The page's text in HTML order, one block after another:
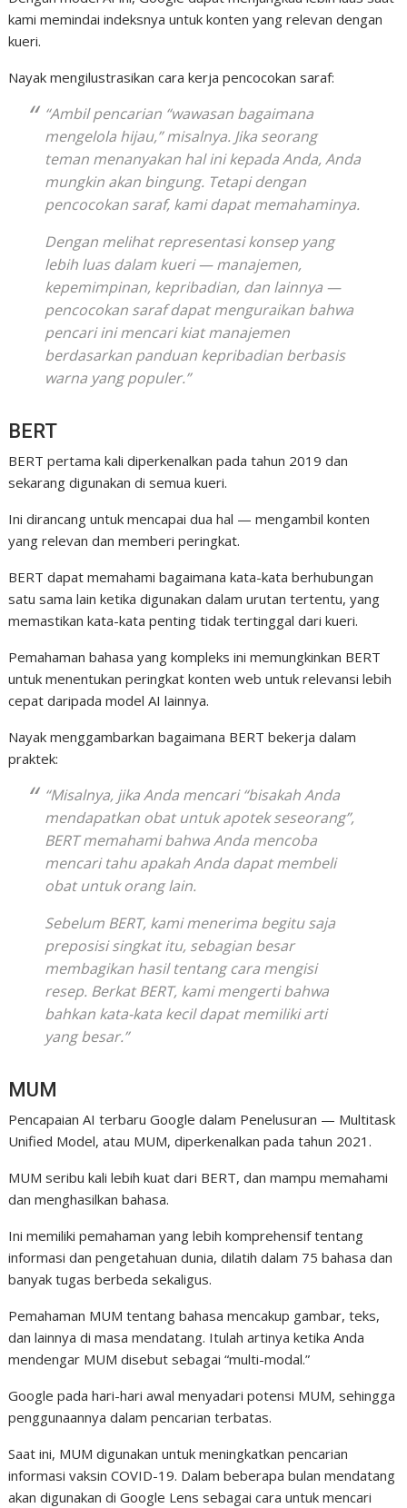
kami memindai indeksnya untuk konten yang relevan dengan
kueri.
Nayak mengilustrasikan cara kerja pencocokan saraf:
“Ambil pencarian “wawasan bagaimana
mengelola hijau,” misalnya. Jika seorang
teman menanyakan hal ini kepada Anda, Anda
mungkin akan bingung. Tetapi dengan
pencocokan saraf, kami dapat memahaminya.
Dengan melihat representasi konsep yang
lebih luas dalam kueri — manajemen,
kepemimpinan, kepribadian, dan lainnya —
pencocokan saraf dapat menguraikan bahwa
pencari ini mencari kiat manajemen
berdasarkan panduan kepribadian berbasis
warna yang populer.”
BERT
BERT pertama kali diperkenalkan pada tahun 2019 dan
sekarang digunakan di semua kueri.
Ini dirancang untuk mencapai dua hal — mengambil konten
yang relevan dan memberi peringkat.
BERT dapat memahami bagaimana kata-kata berhubungan
satu sama lain ketika digunakan dalam urutan tertentu, yang
memastikan kata-kata penting tidak tertinggal dari kueri.
Pemahaman bahasa yang kompleks ini memungkinkan BERT
untuk menentukan peringkat konten web untuk relevansi lebih
cepat daripada model AI lainnya.
Nayak menggambarkan bagaimana BERT bekerja dalam
praktek:
“Misalnya, jika Anda mencari “bisakah Anda
mendapatkan obat untuk apotek seseorang”,
BERT memahami bahwa Anda mencoba
mencari tahu apakah Anda dapat membeli
obat untuk orang lain.
Sebelum BERT, kami menerima begitu saja
preposisi singkat itu, sebagian besar
membagikan hasil tentang cara mengisi
resep. Berkat BERT, kami mengerti bahwa
bahkan kata-kata kecil dapat memiliki arti
yang besar.”
MUM
Pencapaian AI terbaru Google dalam Penelusuran — Multitask
Unified Model, atau MUM, diperkenalkan pada tahun 2021.
MUM seribu kali lebih kuat dari BERT, dan mampu memahami
dan menghasilkan bahasa.
Ini memiliki pemahaman yang lebih komprehensif tentang
informasi dan pengetahuan dunia, dilatih dalam 75 bahasa dan
banyak tugas berbeda sekaligus.
Pemahaman MUM tentang bahasa mencakup gambar, teks,
dan lainnya di masa mendatang. Itulah artinya ketika Anda
mendengar MUM disebut sebagai “multi-modal.”
Google pada hari-hari awal menyadari potensi MUM, sehingga
penggunaannya dalam pencarian terbatas.
Saat ini, MUM digunakan untuk meningkatkan pencarian
informasi vaksin COVID-19. Dalam beberapa bulan mendatang
akan digunakan di Google Lens sebagai cara untuk mencari